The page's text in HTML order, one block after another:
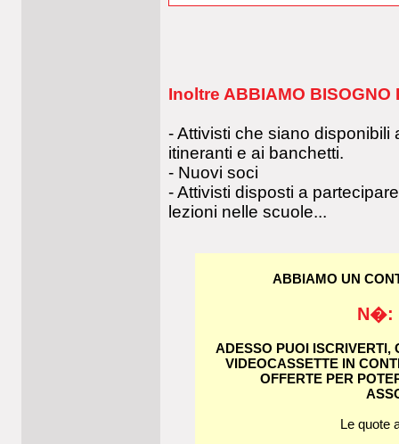
Inoltre ABBIAMO BISOGNO
- Attivisti che siano
itineranti e ai banchetti.
- Nuovi soci
- Attivisti disposti a
lezioni nelle scuole...
ABBIAMO UN
N�:
ADESSO PUOI ISCRIVERTI,
VIDEOCASSETTE IN
OFFERTE PER
Le quote